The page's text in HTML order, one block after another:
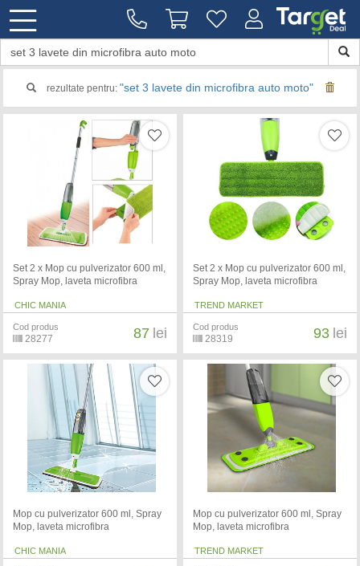
rezultate pentru: "set 3 lavete din microfibra auto moto"
Set 2 x Mop cu pulverizator 600 ml,
Spray Mop, laveta microfibra
CHIC MANIA
Cod produs
28277 87 lei
Set 2 x Mop cu pulverizator 600 ml,
Spray Mop, laveta microfibra
TREND MARKET
Cod produs
28319 93 lei
Mop cu pulverizator 600 ml, Spray
Mop, laveta microfibra
CHIC MANIA
Mop cu pulverizator 600 ml, Spray
Mop, laveta microfibra
TREND MARKET